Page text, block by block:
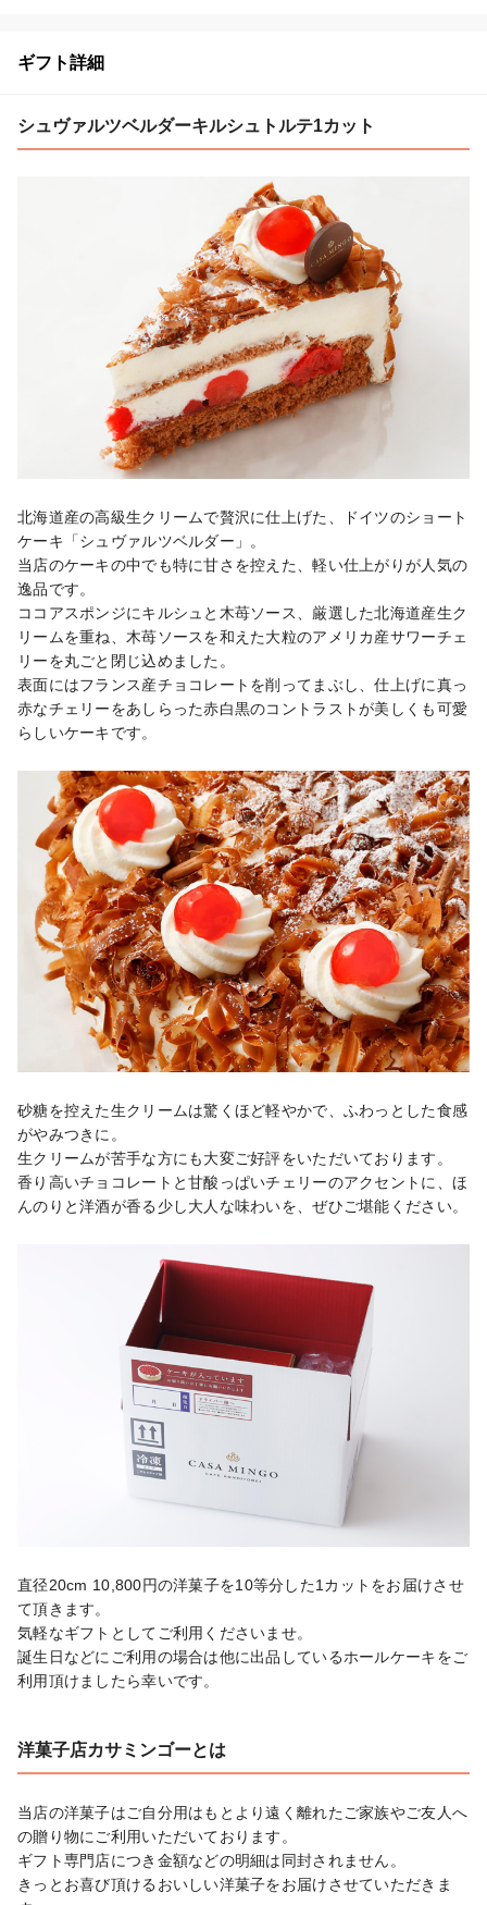
ギフト詳細
シュヴァルツベルダーキルシュトルテ1カット
北海道産の高級生クリームで贅沢に仕上げた、ドイツのショート
ケーキ「シュヴァルツベルダー」。
当店のケーキの中でも特に甘さを控えた、軽い仕上がりが人気の
逸品です。
ココアスポンジにキルシュと木苺ソース、厳選した北海道産生ク
リームを重ね、木苺ソースを和えた大粒のアメリカ産サワーチェ
リーを丸ごと閉じ込めました。
表面にはフランス産チョコレートを削ってまぶし、仕上げに真っ
赤なチェリーをあしらった赤白黒のコントラストが美しくも可愛
らしいケーキです。
砂糖を控えた生クリームは驚くほど軽やかで、ふわっとした食感
がやみつきに。
生クリームが苦手な方にも大変ご好評をいただいております。
香り高いチョコレートと甘酸っぱいチェリーのアクセントに、ほ
んのりと洋酒が香る少し大人な味わいを、ぜひご堪能ください。
直径20cm 10,800円の洋菓子を10等分した1カットをお届けさせ
て頂きます。
気軽なギフトとしてご利用くださいませ。
誕生日などにご利用の場合は他に出品しているホールケーキをご
利用頂けましたら幸いです。
洋菓子店カサミンゴーとは
当店の洋菓子はご自分用はもとより遠く離れたご家族やご友人へ
の贈り物にご利用いただいております。
ギフト専門店につき金額などの明細は同封されません。
きっとお喜び頂けるおいしい洋菓子をお届けさせていただきま